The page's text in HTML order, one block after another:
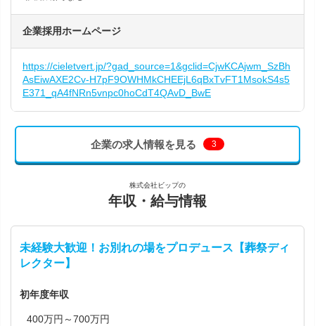
企業採用ホームページ
https://cieletvert.jp/?gad_source=1&gclid=CjwKCAjwm_SzBh
AsEiwAXE2Cv-H7pF9OWHMkCHEEjL6qBxTvFT1MsokS4s5
E371_qA4fNRn5vnpc0hoCdT4QAvD_BwE
企業の求人情報を見る 3
株式会社ビップの
年収・給与情報
未経験大歓迎！お別れの場をプロデュース【葬祭ディ
レクター】
初年度年収
400万円～700万円